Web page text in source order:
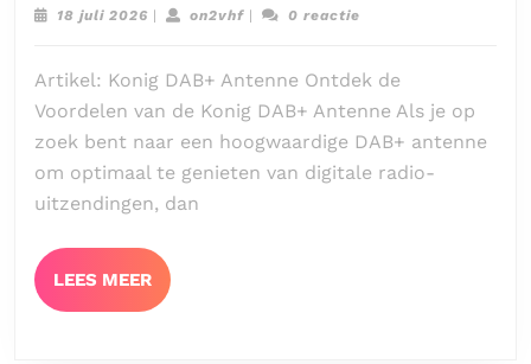
Voordelen
Konig
DAB+
Antenne:
Kristalheldere
18 juli 2026 18| on2vhfon2vhf
| 0 reactie
Artikel: Konig DAB+ Antenne Ontdek de
Voordelen van de Konig DAB+ Antenne Als je op
zoek bent naar een hoogwaardige DAB+ antenne
om optimaal te genieten van digitale radio-
uitzendingen, dan
LEES MEERLEES
MEER